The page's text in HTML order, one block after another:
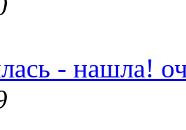
- нашла!